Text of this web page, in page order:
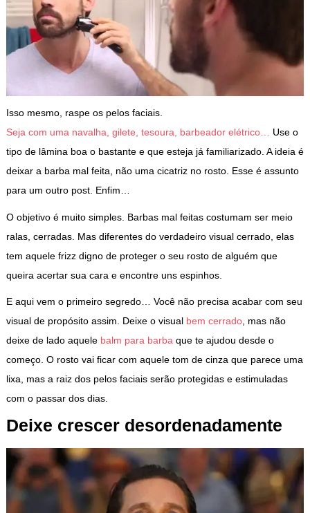
Isso mesmo, raspe os pelos faciais.
Seja com uma navalha, gilete, tesoura, barbeador elétrico…
Use o
tipo de lâmina boa o bastante e que esteja já familiarizado. A ideia é
deixar a barba mal feita, não uma cicatriz no rosto. Esse é assunto
para um outro post. Enfim…
O objetivo é muito simples. Barbas mal feitas costumam ser meio
ralas, cerradas. Mas diferentes do verdadeiro visual cerrado, elas
tem aquele frizz digno de proteger o seu rosto de alguém que
queira acertar sua cara e encontre uns espinhos.
E aqui vem o primeiro segredo… Você não precisa acabar com seu
visual de propósito assim. Deixe o visual bem cerrado, mas não
deixe de lado aquele balm para barba que te ajudou desde o
começo. O rosto vai ficar com aquele tom de cinza que parece uma
lixa, mas a raiz dos pelos faciais serão protegidas e estimuladas
com o passar dos dias.
Deixe crescer desordenadamente